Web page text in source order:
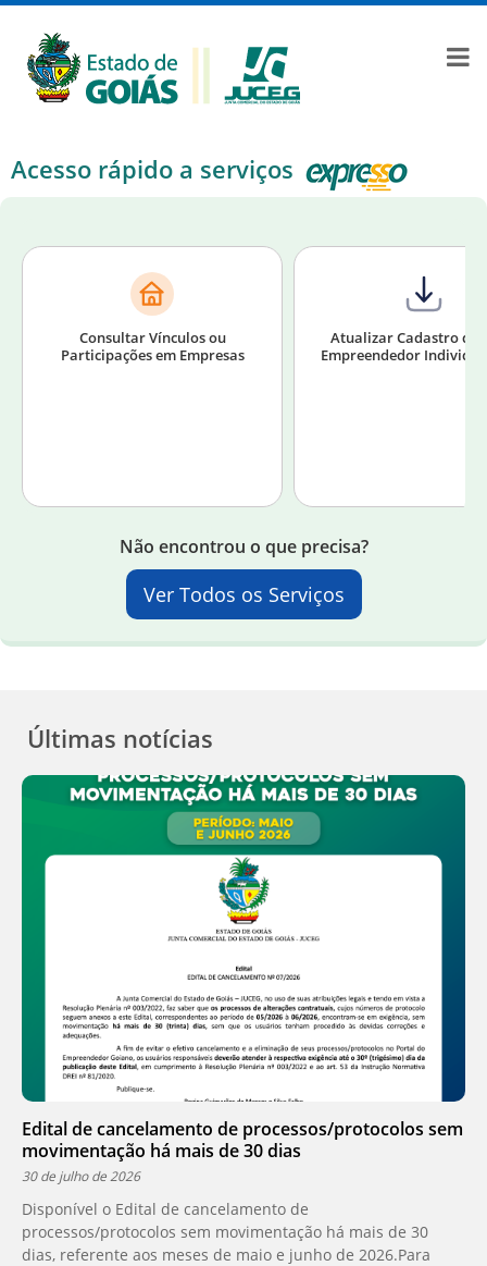
Acesso rápido a serviços
Consultar Vínculos ou
Participações em Empresas
Atualizar Cadastro
Empreendedor
Não encontrou o que precisa?
Ver Todos os Serviços
Últimas notícias
Edital de cancelamento de processos/protocolos sem
movimentação há mais de 30 dias
30 de julho de 2026
Disponível o Edital de cancelamento de
processos/protocolos sem movimentação há mais de 30
dias, referente aos meses de maio e junho de 2026.Para